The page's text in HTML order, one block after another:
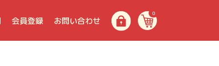
会員登録 お問い合わせ
0